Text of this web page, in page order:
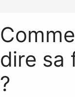
dire sa
?